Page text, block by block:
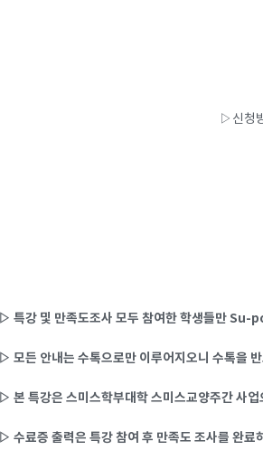
▷신청
▷ 특강 및 만족도조사 모두 참여한 학생들만 Su-
▷ 모든 안내는 수톡으로만 이루어지오니 수톡을
▷ 본 특강은 스미스학부대학 스미스교양주간 사업
▷ 수료증 출력은 특강 참여 후 만족도 조사를 완